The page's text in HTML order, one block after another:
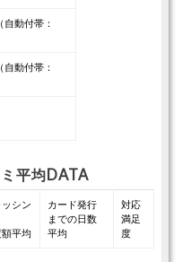
自動付帯：
自動付帯：
平均DATA
ッシン
平均
カード発行
までの日数
平均
対応
満足
度